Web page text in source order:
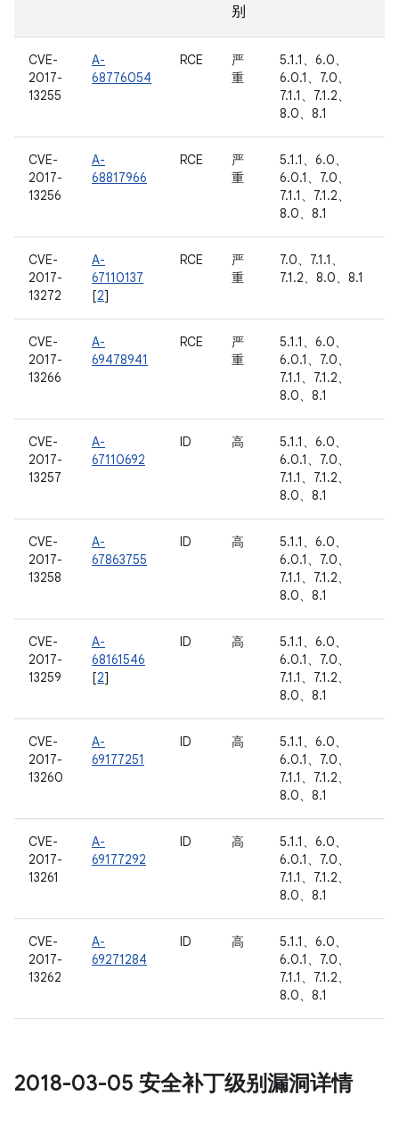
别
CVE-
2017-
13255
A-
68776054
RCE
严
重
5.1.1、6.0、
6.0.1、7.0、
7.1.1、7.1.2、
8.0、8.1
CVE-
2017-
13256
A-
68817966
RCE
严
重
5.1.1、6.0、
6.0.1、7.0、
7.1.1、7.1.2、
8.0、8.1
CVE-
2017-
13272
A-
67110137
[2]
RCE
严
重
7.0、7.1.1、
7.1.2、8.0、8.1
CVE-
2017-
13266
A-
69478941
RCE
严
重
5.1.1、6.0、
6.0.1、7.0、
7.1.1、7.1.2、
8.0、8.1
CVE-
2017-
13257
A-
67110692
ID 高
5.1.1、6.0、
6.0.1、7.0、
7.1.1、7.1.2、
8.0、8.1
CVE-
2017-
13258
A-
67863755
ID 高
5.1.1、6.0、
6.0.1、7.0、
7.1.1、7.1.2、
8.0、8.1
CVE-
2017-
13259
A-
68161546
[2]
ID 高
5.1.1、6.0、
6.0.1、7.0、
7.1.1、7.1.2、
8.0、8.1
CVE-
2017-
13260
A-
69177251
ID 高
5.1.1、6.0、
6.0.1、7.0、
7.1.1、7.1.2、
8.0、8.1
CVE-
2017-
13261
A-
69177292
ID 高
5.1.1、6.0、
6.0.1、7.0、
7.1.1、7.1.2、
8.0、8.1
CVE-
2017-
13262
A-
69271284
ID 高
5.1.1、6.0、
6.0.1、7.0、
7.1.1、7.1.2、
8.0、8.1
2018-03-05 安全补丁级别漏洞详情